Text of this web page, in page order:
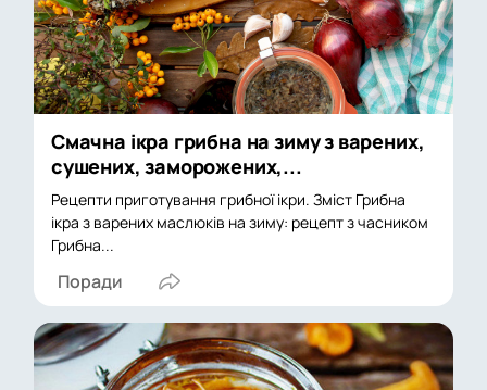
Смачна ікра грибна на зиму з варених,
сушених, заморожених,...
Рецепти приготування грибної ікри. Зміст Грибна
ікра з варених маслюків на зиму: рецепт з часником
Грибна...
Поради